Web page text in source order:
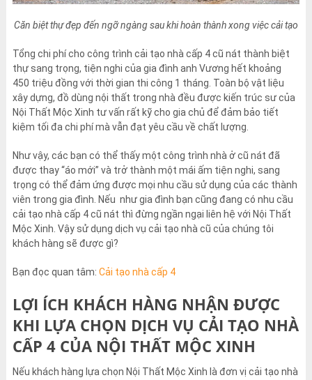
Căn biệt thự đẹp đến ngỡ ngàng sau khi hoàn thành xong việc cải tạo
Tổng chi phí cho công trình cải tạo nhà cấp 4 cũ nát thành biệt
thự sang trọng, tiện nghi của gia đình anh Vương hết khoảng
450 triệu đồng với thời gian thi công 1 tháng. Toàn bộ vật liệu
xây dựng, đồ dùng nội thất trong nhà đều được kiến trúc sư của
Nội Thất Mộc Xinh tư vấn rất kỹ cho gia chủ để đảm bảo tiết
kiệm tối đa chi phí mà vẫn đạt yêu cầu về chất lượng.
Như vậy, các bạn có thể thấy một công trình nhà ở cũ nát đã
được thay “áo mới” và trở thành một mái ấm tiện nghi, sang
trọng có thể đảm ứng được mọi nhu cầu sử dụng của các thành
viên trong gia đình. Nếu như gia đình bạn cũng đang có nhu cầu
cải tạo nhà cấp 4 cũ nát thì đừng ngần ngại liên hệ với Nội Thất
Mộc Xinh. Vậy sử dụng dịch vụ cải tạo nhà cũ của chúng tôi
khách hàng sẽ được gì?
Bạn đọc quan tâm: Cải tạo nhà cấp 4
LỢI ÍCH KHÁCH HÀNG NHẬN ĐƯỢC
KHI LỰA CHỌN DỊCH VỤ CẢI TẠO NHÀ
CẤP 4 CỦA NỘI THẤT MỘC XINH
Nếu khách hàng lựa chọn Nội Thất Mộc Xinh là đơn vị cải tạo nhà